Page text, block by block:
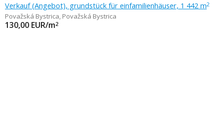
Verkauf (Angebot), grundstück für einfamilienhäuser, 1 442 m2
Považská Bystrica, Považská Bystrica
130,00 EUR/m2